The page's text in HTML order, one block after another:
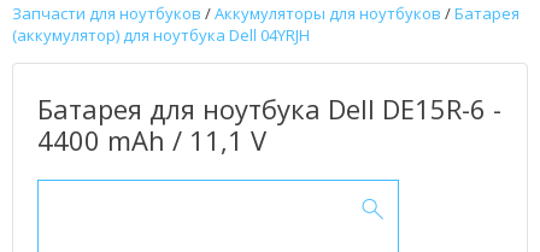
Запчасти для ноутбуков /Аккумуляторы для ноутбуков /Батарея
(аккумулятор) для ноутбука Dell 04YRJH
Батарея для ноутбука Dell DE15R-6 -
4400 mAh / 11,1 V